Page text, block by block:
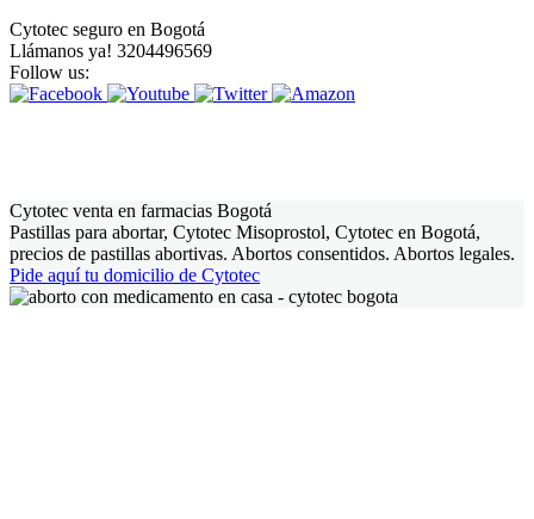
Cytotec seguro en Bogotá
Llámanos ya! 3204496569
Follow us:
Cytotec venta en farmacias Bogotá
Pastillas para abortar, Cytotec Misoprostol, Cytotec en Bogotá,
precios de pastillas abortivas. Abortos consentidos. Abortos legales.
Pide aquí tu domicilio de Cytotec